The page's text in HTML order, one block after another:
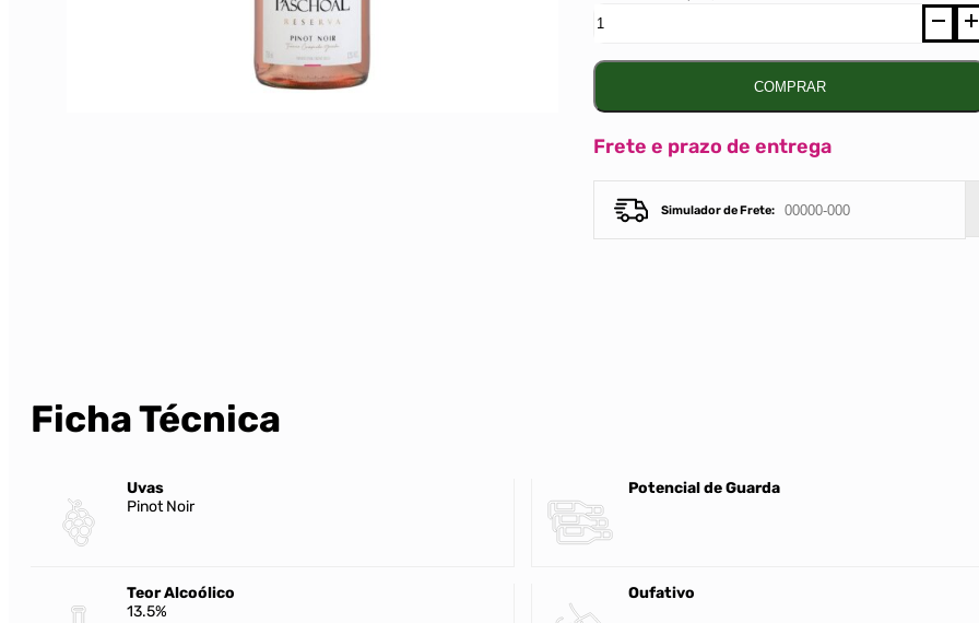
Monte
Reserva
Noir
750ml
quantidade
COMPRAR
Frete e prazo de entrega
Simulador de Frete:
Ficha Técnica
Uvas
Pinot Noir
Potencial de Guarda
Teor Alcoólico
13.5%
Oufativo